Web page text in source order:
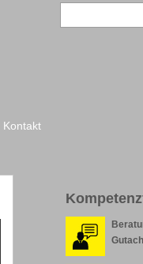
Kontakt